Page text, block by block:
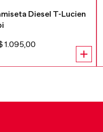
Diesel T-Lucien
1.095,00